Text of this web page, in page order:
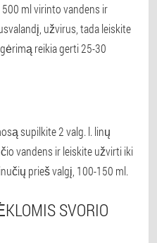
ml virinto vandens ir
užvirus, tada leiskite
reikia gerti 25-30
supilkite 2 valg. l. linų
vandens ir leiskite užvirti iki
prieš valgį, 100-150 ml.
SVORIO